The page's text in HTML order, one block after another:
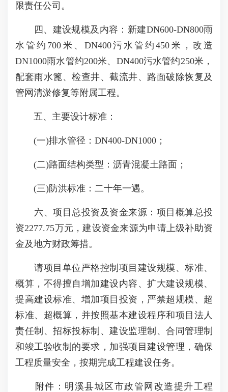
限责任公司。
四、建设规模及内容：新建DN600-DN800雨
水管约700米、DN400污水管约450米，改造
DN1000雨水管约200米、DN400污水管约250米，
配套雨水篦、检查井、截流井、路面破除恢复及
管网清淤修复等附属工程。
五、主要设计标准：
(一)排水管径：DN400-DN1000；
(二)路面结构类型：沥青混凝土路面；
(三)防洪标准：二十年一遇。
六、项目总投资及资金来源：项目概算总投
资2277.75万元，建设资金来源为申请上级补助资
金及地方财政筹措。
请项目单位严格控制项目建设规模、标准、
概算，不得擅自增加建设内容、扩大建设规模、
提高建设标准、增加项目投资，严禁超规模、超
标准、超概算，并按照基本建设程序和项目法人
责任制、招标投标制、建设监理制、合同管理制
和竣工验收制的要求，加强项目建设管理，确保
工程质量安全，按期完成工程建设任务。
附件：明溪县城区市政管网改造提升工程